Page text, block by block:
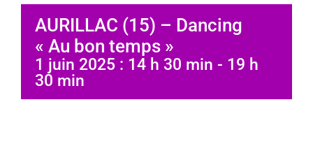
AURILLAC (15) – Dancing
« Au bon temps »
1 juin 2025 : 14 h 30 min - 19 h
30 min